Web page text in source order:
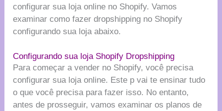
configurar sua loja online no Shopify. Vamos
examinar como fazer dropshipping no Shopify
configurando sua loja abaixo.
Configurando sua loja Shopify Dropshipping
Para começar a vender no Shopify, você precisa
configurar sua loja online. Este p vai te ensinar tudo
o que você precisa para fazer isso. No entanto,
antes de prosseguir, vamos examinar os planos de